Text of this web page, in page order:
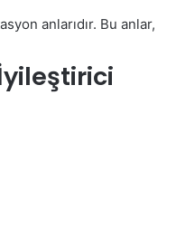
anlarıdır. Bu anlar,